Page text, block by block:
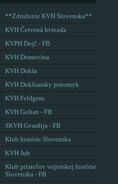
**Združenie KVH Slovenska**
KVH Červená hviezda
KVPH Dojč - FB
KVH Domovina
KVH Dukla
KVH Dukliansky priesmyk
KVH Feldgrau
KVH Golian - FB
SKVH Gvardija - FB
Klub histórie Slovenska
KVH Juh
Klub priateľov vojenskej histórie
Slovenska - FB